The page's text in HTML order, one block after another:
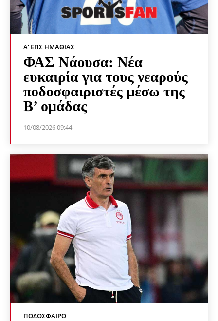
Α' ΕΠΣ ΗΜΑΘΊΑΣ
ΦΑΣ Νάουσα: Νέα
ευκαιρία για τους νεαρούς
ποδοσφαιριστές μέσω της
Β’ ομάδας
10/08/2026 09:44
ΠΟΔΌΣΦΑΙΡΟ